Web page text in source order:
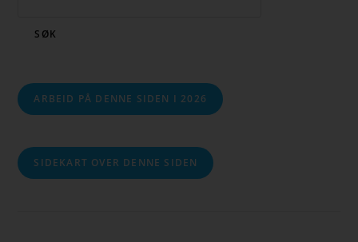
SØK
ARBEID PÅ DENNE SIDEN I 2026
SIDEKART OVER DENNE SIDEN